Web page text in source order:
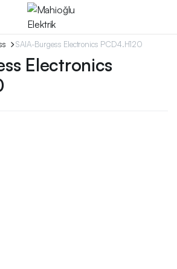
SAIA-Burgess Electronics PCD4.H120
Electronics